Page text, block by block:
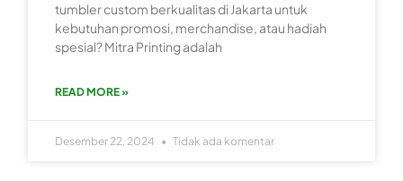
tumbler custom berkualitas di Jakarta untuk
kebutuhan promosi, merchandise, atau hadiah
spesial? Mitra Printing adalah
READ MORE »
Desember 22, 2024 Tidak ada komentar